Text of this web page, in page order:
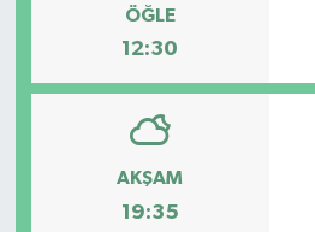
ÖĞLE
12:30
AKŞAM
19:35